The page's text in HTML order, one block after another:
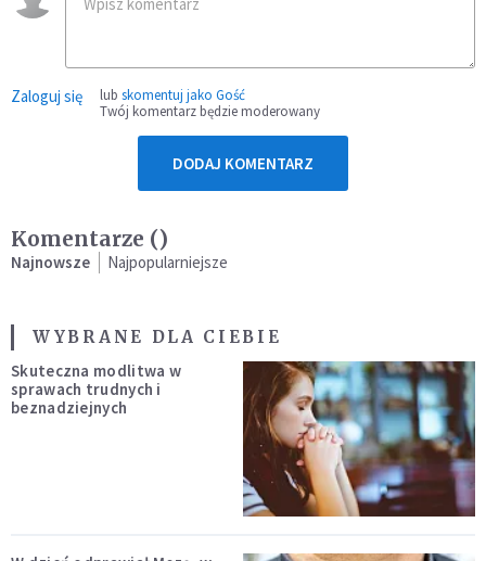
Zaloguj się lub skomentuj jako Gość
Twój komentarz będzie moderowany
DODAJ KOMENTARZ
Komentarze ()
Najnowsze Najpopularniejsze
WYBRANE DLA CIEBIE
Skuteczna modlitwa w
sprawach trudnych i
beznadziejnych